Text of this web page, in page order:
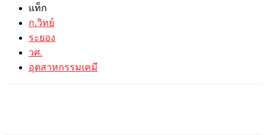
แท็ก
ก.วิทย์
ระยอง
วศ.
อุตสาหกรรมเคมี